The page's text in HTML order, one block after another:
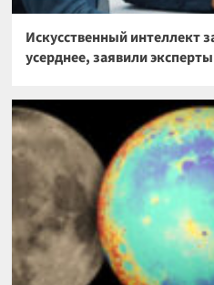
Искусственный интеллект
усерднее, заявили эксперты